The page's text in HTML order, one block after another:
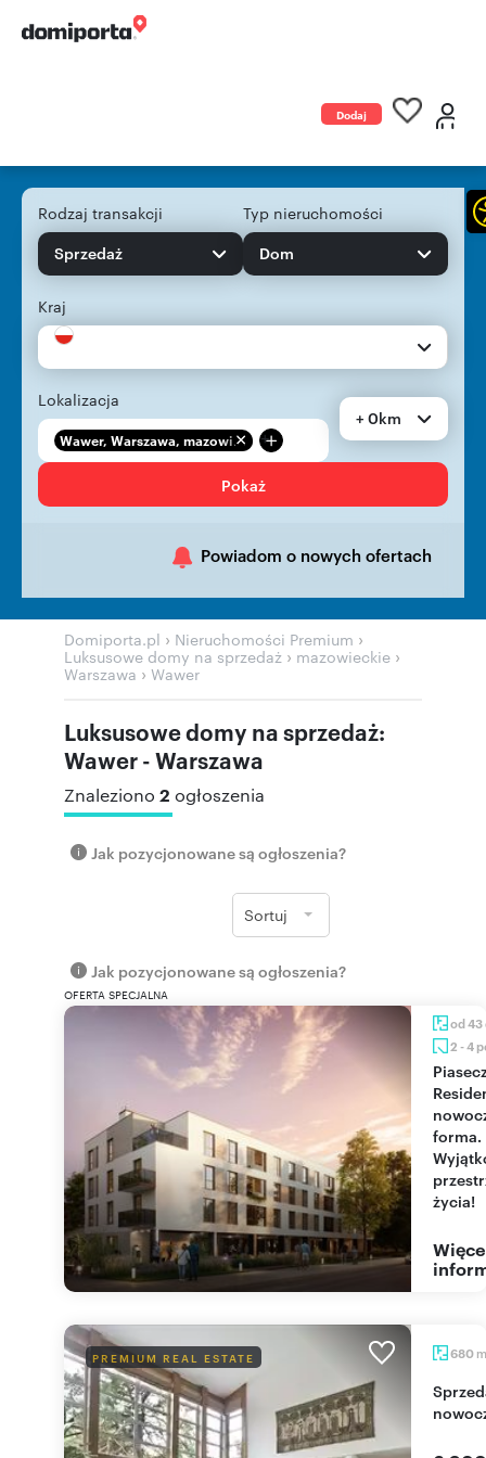
Dodaj
Rodzaj transakcji
Sprzedaż
Typ nieruchomości
Dom
Kraj
Lokalizacja
Wawer, Warszawa, mazowi... +
+ 0km
Pokaż
Powiadom o nowych ofertach
Domiporta.pl › Nieruchomości Premium ›
Luksusowe domy na sprzedaż › mazowieckie ›
Warszawa › Wawer
Luksusowe domy na sprzedaż:
Wawer - Warszawa
Znaleziono 2 ogłoszenia
Jak pozycjonowane są ogłoszenia?
Sortuj
Jak pozycjonowane są ogłoszenia?
OFERTA SPECJALNA
od 43
2 - 4
Piaseczno
forma.
życia!
PREMIUM REAL ESTATE 680 m
Sprzedam luksusową rezydencję 680 m² z